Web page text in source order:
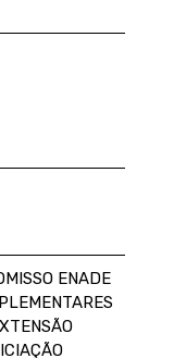
ENADE